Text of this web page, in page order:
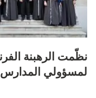
نظّمت الرهبنة
لمسؤولي المدارس